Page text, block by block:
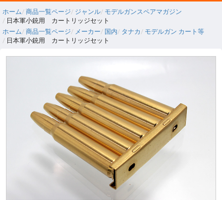
ホーム 商品一覧ページ ジャンル モデルガンスペアマガジン
日本軍小銃用 カートリッジセット
ホーム 商品一覧ページ メーカー 国内 タナカ
モデルガン カート等
日本軍小銃用 カートリッジセット